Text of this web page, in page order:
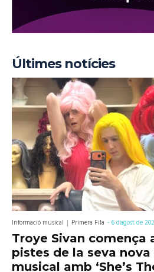
Últimes notícies
Informació musical Primera Fila -6 d'agost de
Troye Sivan comença
pistes de la seva nova
musical amb ‘She’s